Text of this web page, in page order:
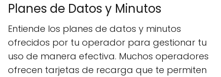
Planes de Datos y Minutos
Entiende los planes de datos y minutos
ofrecidos por tu operador para gestionar tu
uso de manera efectiva. Muchos operadores
ofrecen tarjetas de recarga que te permiten